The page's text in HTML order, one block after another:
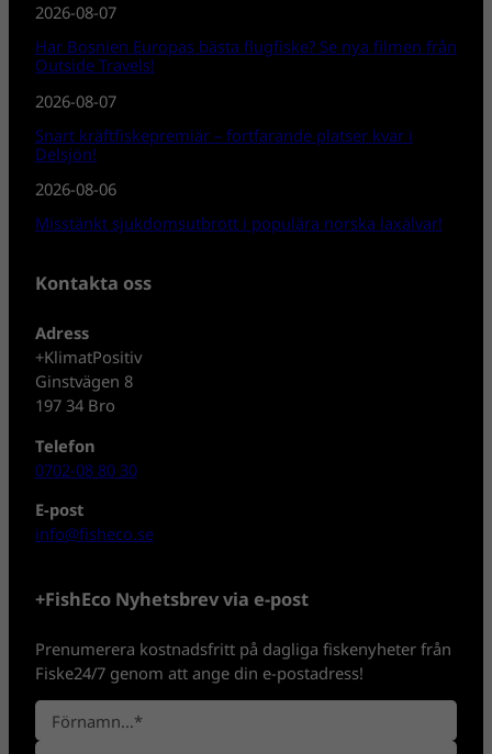
2026-08-07
Har Bosnien Europas bästa flugfiske? Se nya filmen från
Outside Travels!
2026-08-07
Snart kräftfiskepremiär – fortfarande platser kvar i
Delsjön!
2026-08-06
Misstänkt sjukdomsutbrott i populära norska laxälvar!
Kontakta oss
Adress
+KlimatPositiv
Ginstvägen 8
197 34 Bro
Telefon
0702-08 80 30
E-post
info@fisheco.se
+FishEco Nyhetsbrev via e-post
Prenumerera kostnadsfritt på dagliga fiskenyheter från
Fiske24/7 genom att ange din e-postadress!
N
a